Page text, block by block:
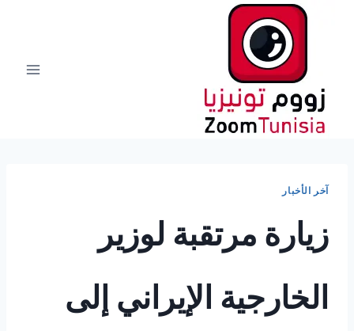
آخر الأخبار
زيارة مرتقبة لوزير
الخارجية الإيراني إلى